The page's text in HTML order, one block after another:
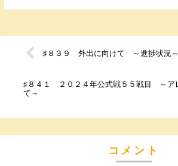
♯８３９ 外出に向けて ～進捗状況～
♯８４１ ２０２４年公式戦５５戦目 ～ア
て～
コメント